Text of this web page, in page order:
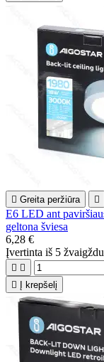
 Greita peržiūra 
E6 LED ant
geltona šviesa
6,28 €
Įvertinta iš 5
 

Į krepšelį